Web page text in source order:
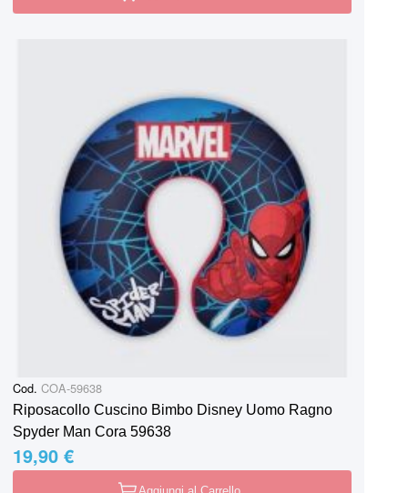
Cod. COA-59638
Riposacollo Cuscino Bimbo Disney Uomo Ragno
Spyder Man Cora 59638
19,90 €